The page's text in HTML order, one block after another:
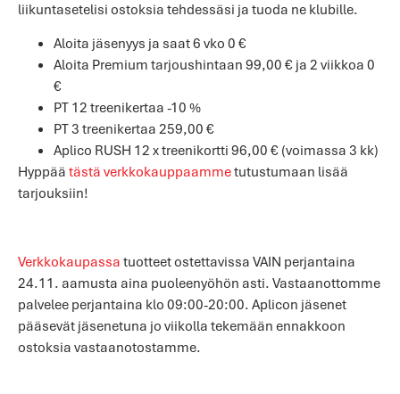
liikuntasetelisi ostoksia tehdessäsi ja tuoda ne klubille.
Aloita jäsenyys ja saat 6 vko 0 €
Aloita Premium tarjoushintaan 99,00 € ja 2 viikkoa 0
€
PT 12 treenikertaa -10 %
PT 3 treenikertaa 259,00 €
Aplico RUSH 12 x treenikortti 96,00 € (voimassa 3 kk)
Hyppää tästä verkkokauppaammetutustumaan lisää
tarjouksiin!
Verkkokaupassa tuotteet ostettavissa VAIN perjantaina
24.11. aamusta aina puoleenyöhön asti. Vastaanottomme
palvelee perjantaina klo 09:00-20:00. Aplicon jäsenet
pääsevät jäsenetuna jo viikolla tekemään ennakkoon
ostoksia vastaanotostamme.